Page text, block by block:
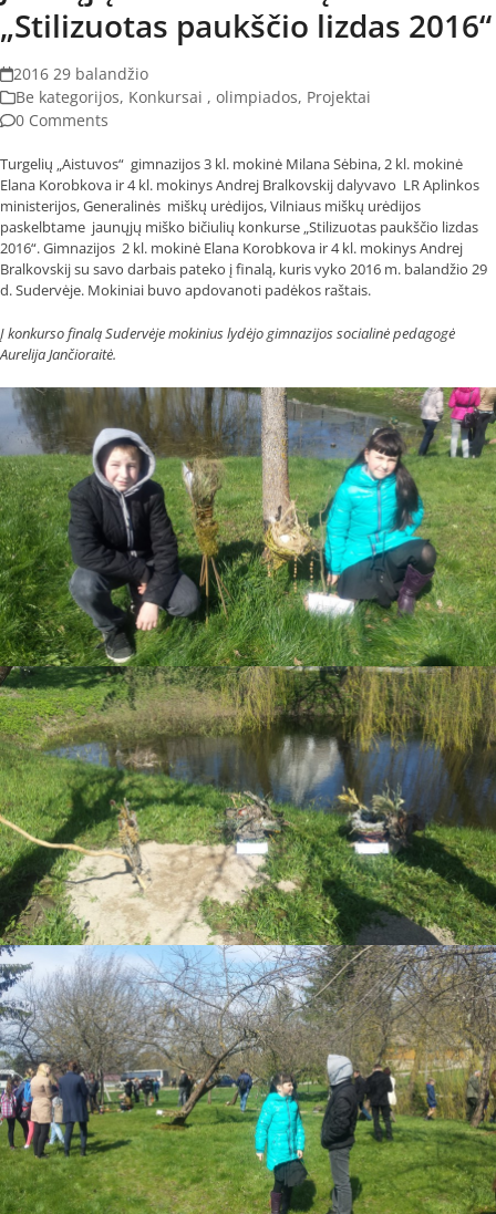
„Stilizuotas paukščio lizdas 2016“
2016 29 balandžio
Be kategorijos, Konkursai , olimpiados, Projektai
0 Comments
Turgelių „Aistuvos“ gimnazijos 3 kl. mokinė Milana Sėbina, 2 kl. mokinė
Elana Korobkova ir 4 kl. mokinys Andrej Bralkovskij dalyvavo LR Aplinkos
ministerijos, Generalinės miškų urėdijos, Vilniaus miškų urėdijos
paskelbtame jaunųjų miško bičiulių konkurse „Stilizuotas paukščio lizdas
2016“. Gimnazijos 2 kl. mokinė Elana Korobkova ir 4 kl. mokinys Andrej
Bralkovskij su savo darbais pateko į finalą, kuris vyko 2016 m. balandžio 29
d. Sudervėje. Mokiniai buvo apdovanoti padėkos raštais.
Į konkurso finalą Sudervėje mokinius lydėjo gimnazijos socialinė pedagogė
Aurelija Jančioraitė.